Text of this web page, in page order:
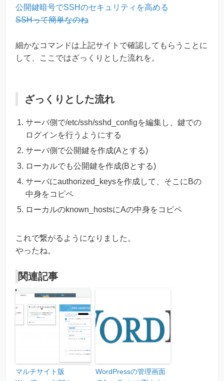
公開鍵暗号でSSHのセキュリティを高める
SSHって簡単なのね
細かなコマンドは上記サイトで確認してもらうことに
して、ここではざっくりとした流れを。
ざっくりとした流れ
サーバ側で/etc/ssh/sshd_configを編集し、鍵での
ログインを行うようにする
サーバ側で公開鍵を作成(Aとする)
ローカルでも公開鍵を作成(Bとする)
サーバにauthorized_keysを作成して、そこにBの
中身をコピペ
ローカルのknown_hostsにAの中身をコピペ
これで繋がるようになりました。
やったね。
関連記事
マルチサイト版
WordPressの管理画面